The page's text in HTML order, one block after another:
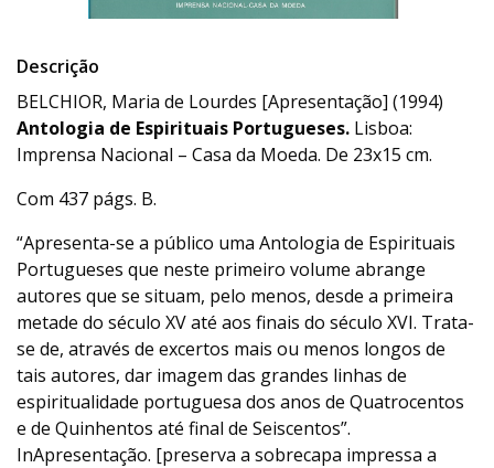
Descrição
BELCHIOR, Maria de Lourdes [Apresentação] (1994)
Antologia de Espirituais Portugueses. Lisboa:
Imprensa Nacional – Casa da Moeda. De 23x15 cm.
Com 437 págs. B.
“Apresenta-se a público uma Antologia de Espirituais
Portugueses que neste primeiro volume abrange
autores que se situam, pelo menos, desde a primeira
metade do século XV até aos finais do século XVI. Trata-
se de, através de excertos mais ou menos longos de
tais autores, dar imagem das grandes linhas de
espiritualidade portuguesa dos anos de Quatrocentos
e de Quinhentos até final de Seiscentos”.
InApresentação. [preserva a sobrecapa impressa a